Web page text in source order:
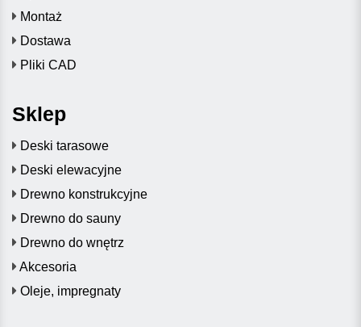
Montaż
Dostawa
Pliki CAD
Sklep
Deski tarasowe
Deski elewacyjne
Drewno konstrukcyjne
Drewno do sauny
Drewno do wnętrz
Akcesoria
Oleje, impregnaty